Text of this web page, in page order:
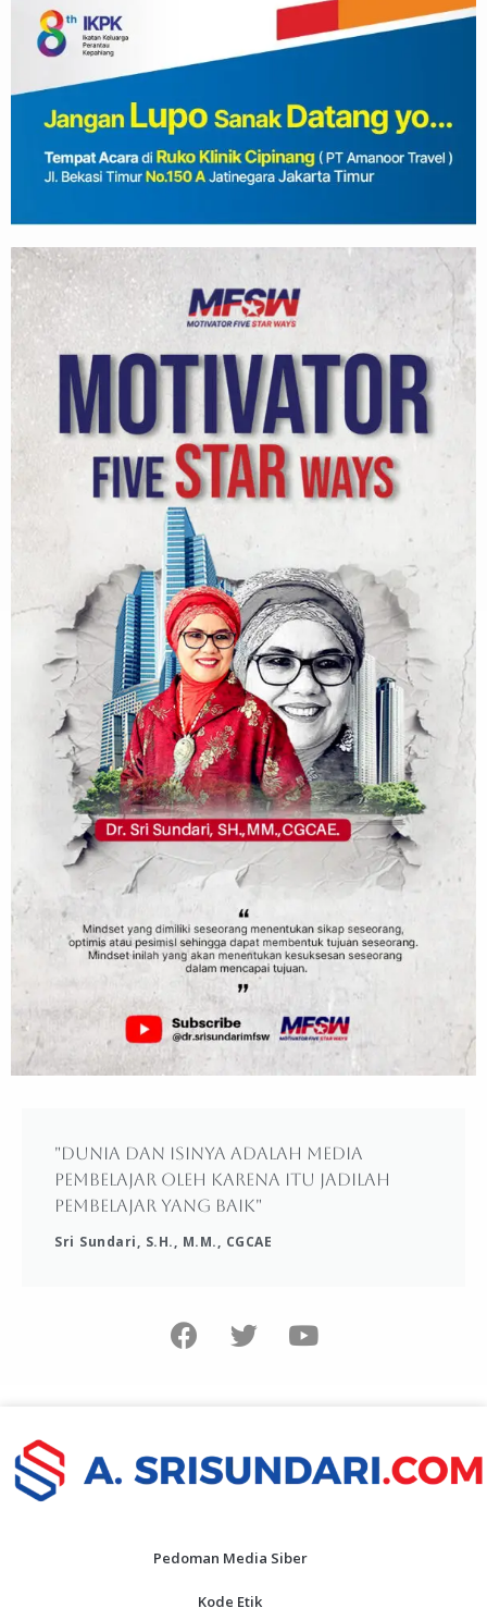
"Dunia dan isinya adalah media
pembelajar oleh karena itu jadilah
pembelajar yang baik"
Sri Sundari, S.H., M.M., CGCAE
Pedoman Media Siber
Kode Etik